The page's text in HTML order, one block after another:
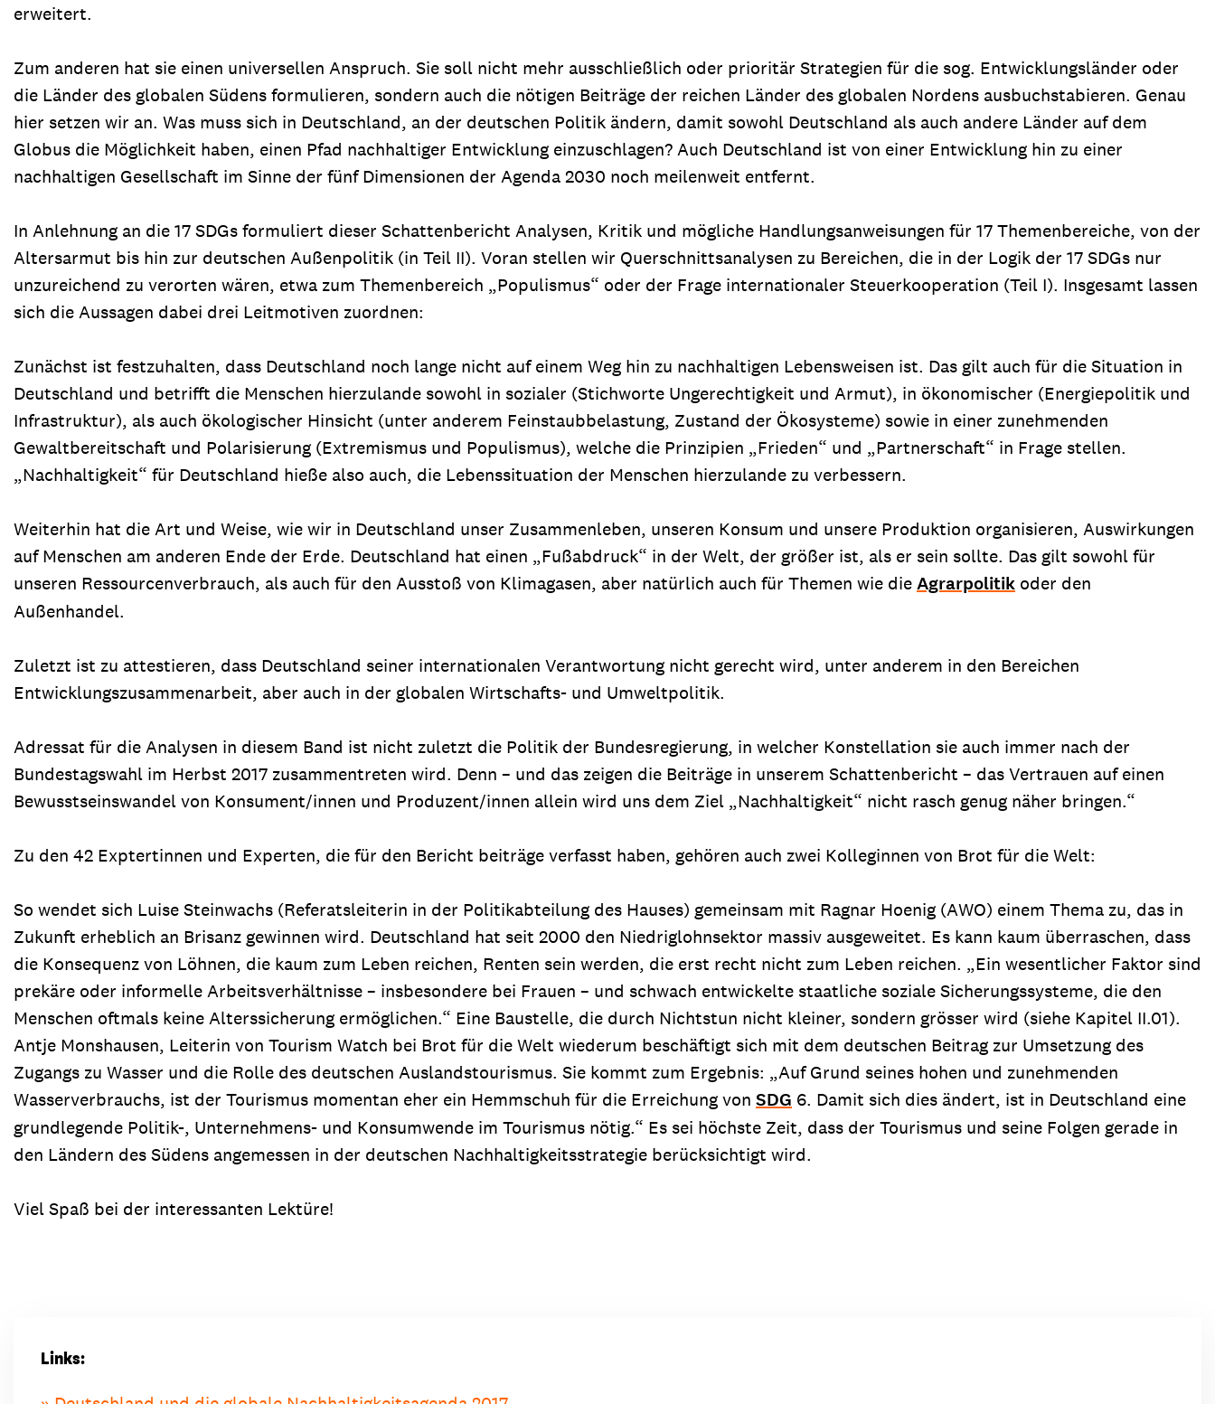
erweitert.
Zum anderen hat sie einen universellen Anspruch. Sie soll nicht mehr ausschließlich oder prioritär Strategien für die sog. Entwicklungsländer oder
die Länder des globalen Südens formulieren, sondern auch die nötigen Beiträge der reichen Länder des globalen Nordens ausbuchstabieren. Genau
hier setzen wir an. Was muss sich in Deutschland, an der deutschen Politik ändern, damit sowohl Deutschland als auch andere Länder auf dem
Globus die Möglichkeit haben, einen Pfad nachhaltiger Entwicklung einzuschlagen? Auch Deutschland ist von einer Entwicklung hin zu einer
nachhaltigen Gesellschaft im Sinne der fünf Dimensionen der Agenda 2030 noch meilenweit entfernt.
In Anlehnung an die 17 SDGs formuliert dieser Schattenbericht Analysen, Kritik und mögliche Handlungsanweisungen für 17 Themenbereiche, von der
Altersarmut bis hin zur deutschen Außenpolitik (in Teil II). Voran stellen wir Querschnittsanalysen zu Bereichen, die in der Logik der 17 SDGs nur
unzureichend zu verorten wären, etwa zum Themenbereich „Populismus“ oder der Frage internationaler Steuerkooperation (Teil I). Insgesamt lassen
sich die Aussagen dabei drei Leitmotiven zuordnen:
Zunächst ist festzuhalten, dass Deutschland noch lange nicht auf einem Weg hin zu nachhaltigen Lebensweisen ist. Das gilt auch für die Situation in
Deutschland und betrifft die Menschen hierzulande sowohl in sozialer (Stichworte Ungerechtigkeit und Armut), in ökonomischer (Energiepolitik und
Infrastruktur), als auch ökologischer Hinsicht (unter anderem Feinstaubbelastung, Zustand der Ökosysteme) sowie in einer zunehmenden
Gewaltbereitschaft und Polarisierung (Extremismus und Populismus), welche die Prinzipien „Frieden“ und „Partnerschaft“ in Frage stellen.
„Nachhaltigkeit“ für Deutschland hieße also auch, die Lebenssituation der Menschen hierzulande zu verbessern.
Weiterhin hat die Art und Weise, wie wir in Deutschland unser Zusammenleben, unseren Konsum und unsere Produktion organisieren, Auswirkungen
auf Menschen am anderen Ende der Erde. Deutschland hat einen „Fußabdruck“ in der Welt, der größer ist, als er sein sollte. Das gilt sowohl für
unseren Ressourcenverbrauch, als auch für den Ausstoß von Klimagasen, aber natürlich auch für Themen wie dieAgrarpolitik oder den
Außenhandel.
Zuletzt ist zu attestieren, dass Deutschland seiner internationalen Verantwortung nicht gerecht wird, unter anderem in den Bereichen
Entwicklungszusammenarbeit, aber auch in der globalen Wirtschafts- und Umweltpolitik.
Adressat für die Analysen in diesem Band ist nicht zuletzt die Politik der Bundesregierung, in welcher Konstellation sie auch immer nach der
Bundestagswahl im Herbst 2017 zusammentreten wird. Denn – und das zeigen die Beiträge in unserem Schattenbericht – das Vertrauen auf einen
Bewusstseinswandel von Konsument/innen und Produzent/innen allein wird uns dem Ziel „Nachhaltigkeit“ nicht rasch genug näher bringen.“
Zu den 42 Exptertinnen und Experten, die für den Bericht beiträge verfasst haben, gehören auch zwei Kolleginnen von Brot für die Welt:
So wendet sich Luise Steinwachs (Referatsleiterin in der Politikabteilung des Hauses) gemeinsam mit Ragnar Hoenig (AWO) einem Thema zu, das in
Zukunft erheblich an Brisanz gewinnen wird. Deutschland hat seit 2000 den Niedriglohnsektor massiv ausgeweitet. Es kann kaum überraschen, dass
die Konsequenz von Löhnen, die kaum zum Leben reichen, Renten sein werden, die erst recht nicht zum Leben reichen. „Ein wesentlicher Faktor sind
prekäre oder informelle Arbeitsverhältnisse – insbesondere bei Frauen – und schwach entwickelte staatliche soziale Sicherungssysteme, die den
Menschen oftmals keine Alterssicherung ermöglichen.“ Eine Baustelle, die durch Nichtstun nicht kleiner, sondern grösser wird (siehe Kapitel II.01).
Antje Monshausen, Leiterin von Tourism Watch bei Brot für die Welt wiederum beschäftigt sich mit dem deutschen Beitrag zur Umsetzung des
Zugangs zu Wasser und die Rolle des deutschen Auslandstourismus. Sie kommt zum Ergebnis: „Auf Grund seines hohen und zunehmenden
Wasserverbrauchs, ist der Tourismus momentan eher ein Hemmschuh für die Erreichung von SDG 6. Damit sich dies ändert, ist in Deutschland eine
grundlegende Politik-, Unternehmens- und Konsumwende im Tourismus nötig.“ Es sei höchste Zeit, dass der Tourismus und seine Folgen gerade in
den Ländern des Südens angemessen in der deutschen Nachhaltigkeitsstrategie berücksichtigt wird.
Viel Spaß bei der interessanten Lektüre!
Links: